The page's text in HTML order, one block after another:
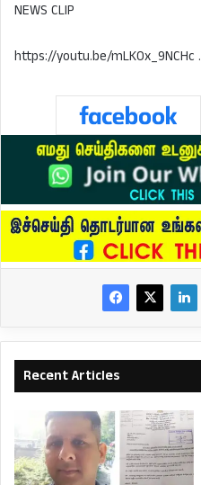
NEWS CLIP
https://youtu.be/mLKOx_9NCHc .
Recent Articles